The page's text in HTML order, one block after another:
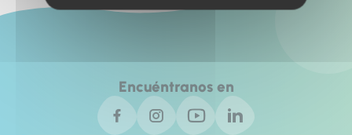
Encuéntranos en